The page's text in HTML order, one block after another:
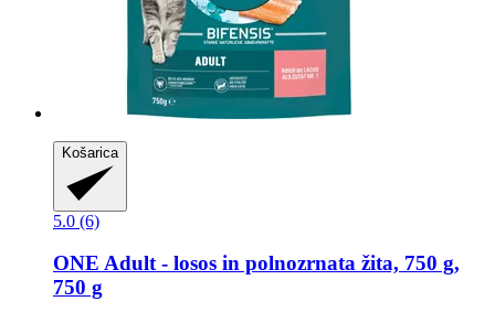
Košarica
5.0 (6)
ONE Adult -​ losos in polnozrnata žita, 750 g,
750 g